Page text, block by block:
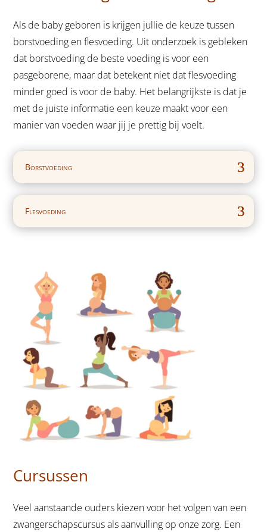
Als de baby geboren is krijgen jullie de keuze tussen
borstvoeding en flesvoeding. Uit onderzoek is gebleken
dat borstvoeding de beste voeding is voor een
pasgeborene, maar dat betekent niet dat flesvoeding
minder goed is voor de baby. Het belangrijkste is dat je
met de juiste informatie een keuze maakt voor een
manier van voeden waar jij je prettig bij voelt.
Borstvoeding
Flesvoeding
Cursussen
Veel aanstaande ouders kiezen voor het volgen van een
zwangerschapscursus als aanvulling op onze zorg. Een